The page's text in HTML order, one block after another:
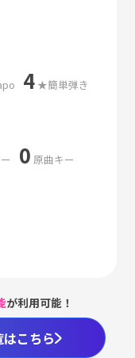
4 ★簡単弾き
0 原曲キー
が利用可能！
はこちら